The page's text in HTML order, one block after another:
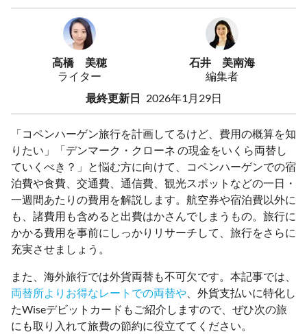
高橋 美穂
ライター
石井 美南海
編集者
最終更新日 2026年1月29日
「コペンハーゲン旅行を計画してるけど、費用の概算を知
りたい」「デンマーク・クローネ の現金をいくら両替し
ていくべき？」と悩む方に向けて、コペンハーゲンでの宿
泊費や食費、交通費、通信費、観光スポットなどの一日・
一週間あたりの費用を解説します。航空券や宿泊費以外に
も、諸費用も含めると出費はかさんでしまうもの。旅行に
かかる費用を事前にしっかりリサーチして、旅行をさらに
充実させましょう。
また、海外旅行では外貨両替も不可欠です。本記事では、
両替所よりお得なレートでの両替や 、外貨支払いに特化し
たWiseデビットカードもご紹介しますので、ぜひ次の旅
にも取り入れて旅費の節約に役立ててください。